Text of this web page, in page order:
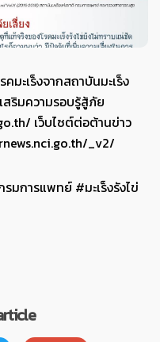
มะเร็งจากสถาบันมะเร็ง
สริมความรอบรู้สู้ภัย
เว็บไซต์ต่อต้านข่าว
_v2/
มการแพทย์ #มะเร็งรังไข่